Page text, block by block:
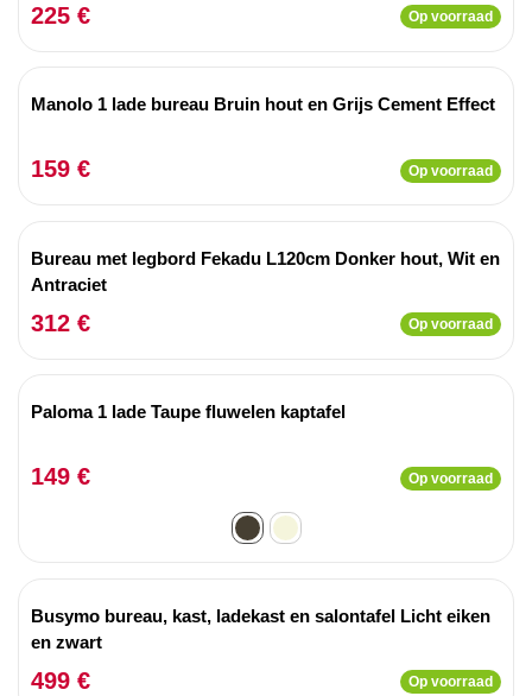
225 € Op voorraad
Manolo 1 lade bureau Bruin hout en Grijs Cement Effect
159 € Op voorraad
Bureau met legbord Fekadu L120cm Donker hout, Wit en
Antraciet
312 € Op voorraad
Paloma 1 lade Taupe fluwelen kaptafel
149 € Op voorraad
Busymo bureau, kast, ladekast en salontafel Licht eiken
en zwart
499 € Op voorraad